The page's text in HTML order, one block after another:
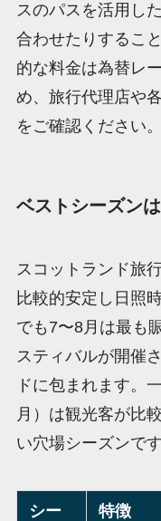
スのパスを活用し
合わせたりするこ
的な料金は為替レ
め、旅行代理店や
をご確認ください。
ベストシーズン
スコットランド旅
比較的安定し日照
でも7〜8月は最も
スティバルが開催
ドに包まれます。
月）は観光客が比
い穴場シーズンです
シー
特徴